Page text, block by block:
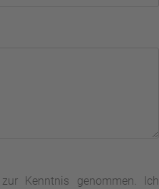
zur Kenntnis genommen. Ich